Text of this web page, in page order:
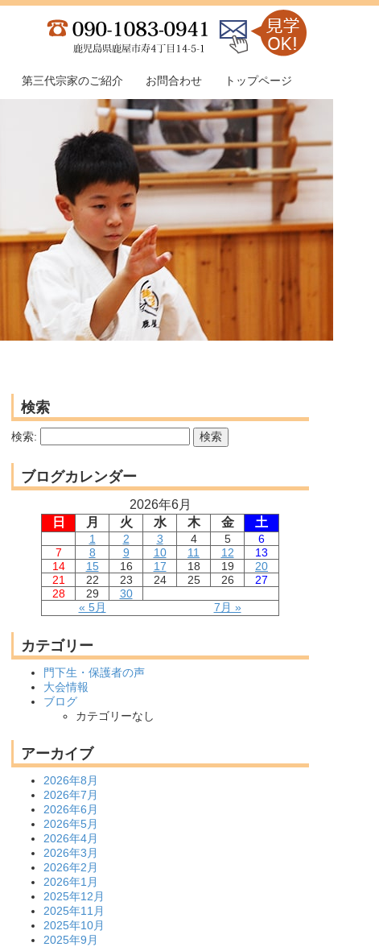
第三代宗家のご紹介 お問合わせ トップページ
検索
検索:
ブログカレンダー
2026年6月
日
月 火 水 木 金 土
« 5月 7月 »
1 2 3 4 5
6
7
8 9 10 11 12
13
14
15 16 17 18 19
20
21
22 23 24 25 26
27
28
29 30
カテゴリー
門下生・保護者の声
大会情報
ブログ
カテゴリーなし
アーカイブ
2026年8月
2026年7月
2026年6月
2026年5月
2026年4月
2026年3月
2026年2月
2026年1月
2025年12月
2025年11月
2025年10月
2025年9月